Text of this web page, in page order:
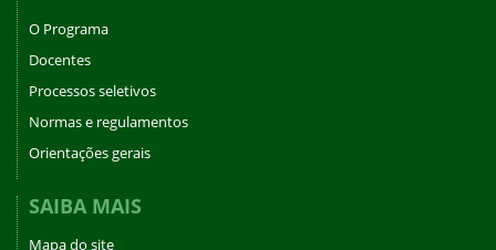
O Programa
Docentes
Processos seletivos
Normas e regulamentos
Orientações gerais
SAIBA MAIS
Mapa do site